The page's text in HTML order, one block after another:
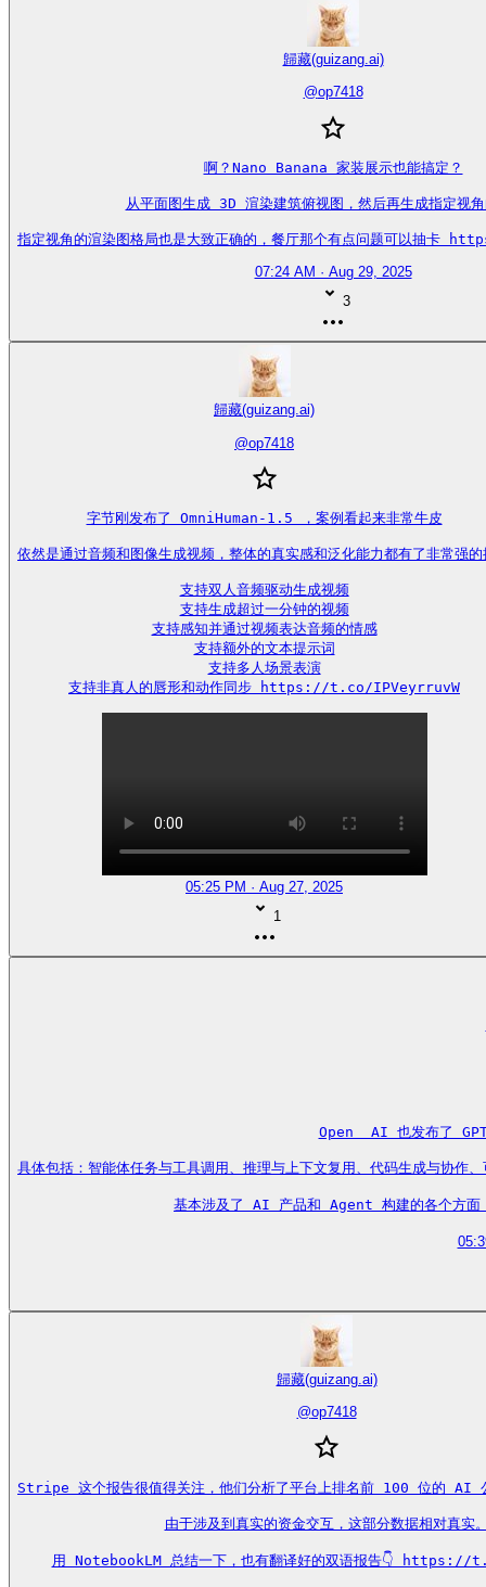
歸藏(guizang.ai)
@op7418
啊？Nano Banana 家装展示也能搞定？
从平面图生成 3D 渲染建筑俯视图，然后再生成指定视
指定视角的渲染图格局也是大致正确的，餐厅那个有点问题可以抽
07:24 AM · Aug 29, 2025
3
歸藏(guizang.ai)
@op7418
字节刚发布了 OmniHuman-1.5 ，案例看起来非常牛皮
依然是通过音频和图像生成视频，整体的真实感和泛化能力都有了非常强的
支持双人音频驱动生成视频
支持生成超过一分钟的视频
支持感知并通过视频表达音频的情感
支持额外的文本提示词
支持多人场景表演
支持非真人的唇形和动作同步 https://t.co/IPVeyrruvW
05:25 PM · Aug 27, 2025
1
Open  AI 也发布了
具体包括：智能体任务与工具调用、推理与上下文复用、代码生成与协
基本涉及了 AI 产品和 Agent 构建的各个方
歸藏(guizang.ai)
@op7418
Stripe 这个报告很值得关注，他们分析了平台上排名前 100 位的 AI
由于涉及到真实的资金交互，这部分数据相对真实
用 NotebookLM 总结一下，也有翻译好的双语报告👇